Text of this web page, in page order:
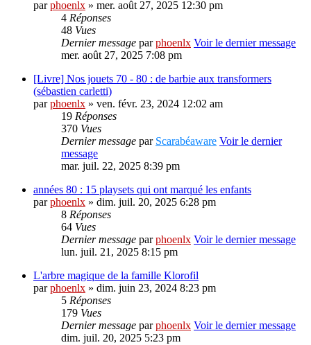
parphoenlx » mer. août 27, 2025 12:30 pm
4 Réponses
48 Vues
Dernier message parphoenlx Voir le dernier message
mer. août 27, 2025 7:08 pm
[Livre] Nos jouets 70 - 80 : de barbie aux transformers
(sébastien carletti)
parphoenlx » ven. févr. 23, 2024 12:02 am
19 Réponses
370 Vues
Dernier message par Scarabéaware Voir le dernier
message
mar. juil. 22, 2025 8:39 pm
années 80 : 15 playsets qui ont marqué les enfants
parphoenlx » dim. juil. 20, 2025 6:28 pm
8 Réponses
64 Vues
Dernier message parphoenlx Voir le dernier message
lun. juil. 21, 2025 8:15 pm
L'arbre magique de la famille Klorofil
parphoenlx » dim. juin 23, 2024 8:23 pm
5 Réponses
179 Vues
Dernier message parphoenlx Voir le dernier message
dim. juil. 20, 2025 5:23 pm